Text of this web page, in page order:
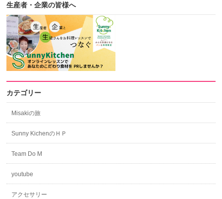
生産者・企業の皆様へ
カテゴリー
Misakiの旅
Sunny KichenのＨＰ
Team Do M
youtube
アクセサリー